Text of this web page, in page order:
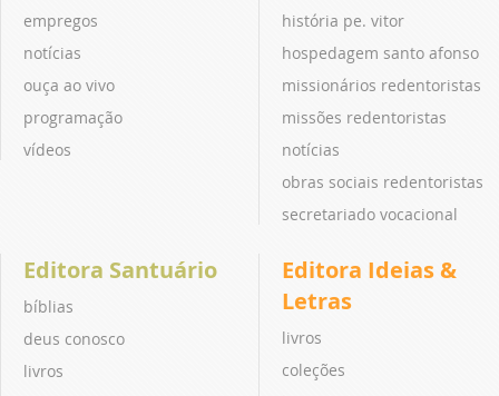
empregos
notícias
ouça ao vivo
programação
vídeos
história pe. vitor
hospedagem santo afonso
missionários redentoristas
missões redentoristas
notícias
obras sociais redentoristas
secretariado vocacional
Editora Santuário
bíblias
deus conosco
livros
Editora Ideias &
Letras
livros
coleções